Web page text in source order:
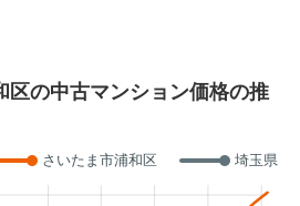
区の中古マンション価格の推
さいたま市浦和区 埼玉県